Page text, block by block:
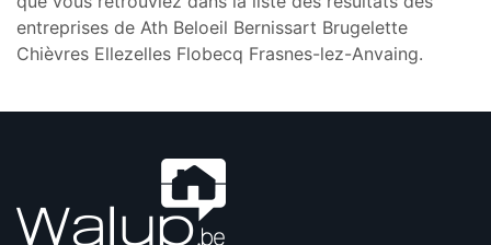
entreprises de Ath Beloeil Bernissart Brugelette
Chièvres Ellezelles Flobecq Frasnes-lez-Anvaing.